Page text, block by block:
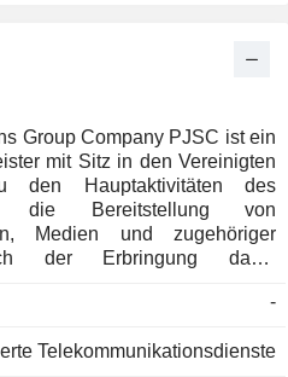
Group Company PJSC ist ein
mit Sitz in den Vereinigten
den Hauptaktivitäten des
die Bereitstellung von
Medien und zugehöriger
der Erbringung damit
und
bieten Lösungen und
-
Telekommunikationsdienste